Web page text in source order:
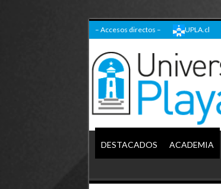
– Accesos directos – UPLA.cl
DESTACADOS ACADEMIA